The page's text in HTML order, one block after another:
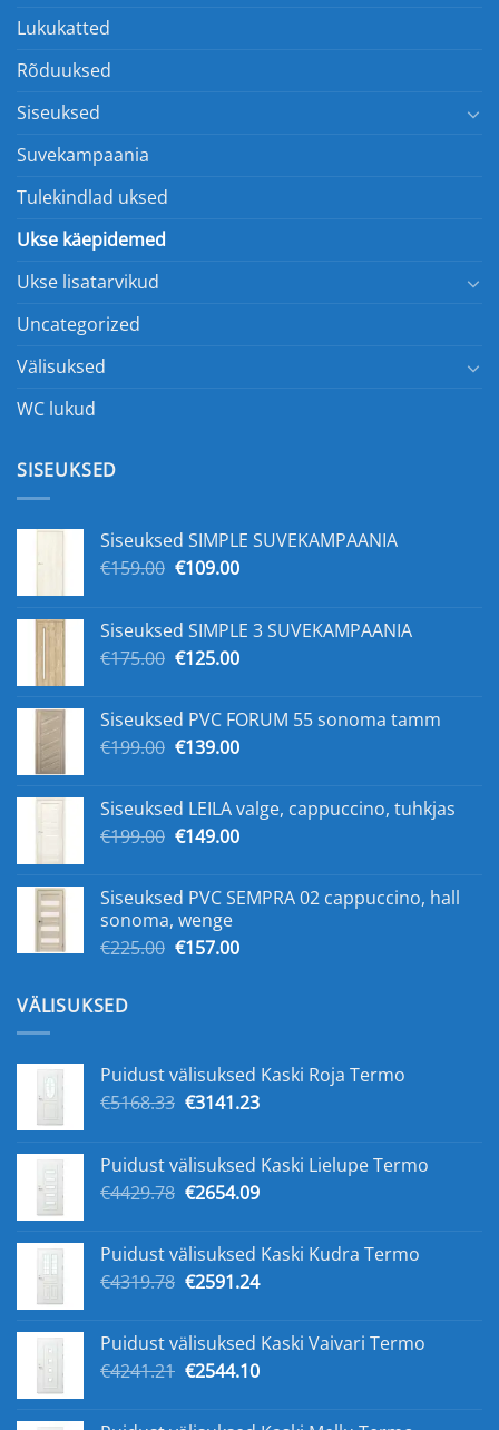
Lukukatted
Rõduuksed
Siseuksed
Suvekampaania
Tulekindlad uksed
Ukse käepidemed
Ukse lisatarvikud
Uncategorized
Välisuksed
WC lukud
SISEUKSED
Siseuksed SIMPLE SUVEKAMPAANIA
€159.00 Первоначальная
€159.00.
€109.00Текущая
Siseuksed SIMPLE 3 SUVEKAMPAANIA
€175.00 Первоначальная
€175.00.
€125.00Текущая
Siseuksed PVC FORUM 55 sonoma tamm
€199.00 Первоначальная
€199.00.
€139.00Текущая
Siseuksed LEILA valge, cappuccino, tuhkjas
€199.00 Первоначальная
€199.00.
€149.00Текущая
Siseuksed PVC SEMPRA 02 cappuccino, hall
sonoma, wenge
€225.00 Первоначальная
€157.00Текущая
VÄLISUKSED
Puidust välisuksed Kaski Roja Termo
€5168.33 Первоначальная
€5168.33.
€3141.23Текущая
Puidust välisuksed Kaski Lielupe Termo
€4429.78 Первоначальная
€4429.78.
€2654.09Текущая
Puidust välisuksed Kaski Kudra Termo
€4319.78 Первоначальная
€4319.78.
€2591.24Текущая
Puidust välisuksed Kaski Vaivari Termo
€4241.21 Первоначальная
€2544.10Текущая